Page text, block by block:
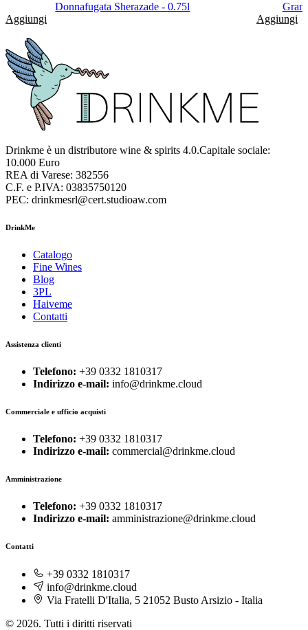
Donnafugata Sherazade - 0.75l
Aggiungi
Gran
Aggiungi
Drinkme è un distributore wine & spirits 4.0.Capitale sociale:
10.000 Euro
REA di Varese: 382556
C.F. e P.IVA: 03835750120
PEC: drinkmesrl@cert.studioaw.com
DrinkMe
Catalogo
Fine Wines
Blog
3PL
Haiveme
Contatti
Assistenza clienti
Telefono: +39 0332 1810317
Indirizzo e-mail: info@drinkme.cloud
Commerciale e ufficio acquisti
Telefono: +39 0332 1810317
Indirizzo e-mail: commercial@drinkme.cloud
Amministrazione
Telefono: +39 0332 1810317
Indirizzo e-mail: amministrazione@drinkme.cloud
Contatti
+39 0332 1810317
info@drinkme.cloud
Via Fratelli D'Italia, 5 21052 Busto Arsizio - Italia
© 2026. Tutti i diritti riservati